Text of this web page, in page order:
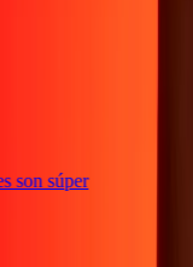
son súper